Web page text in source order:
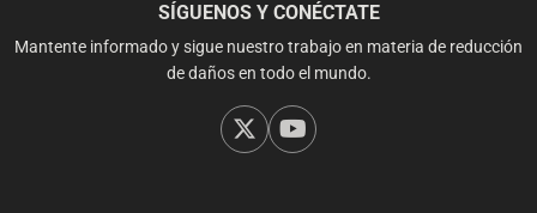
SÍGUENOS Y CONÉCTATE
Mantente informado y sigue nuestro trabajo en materia de reducción
de daños en todo el mundo.